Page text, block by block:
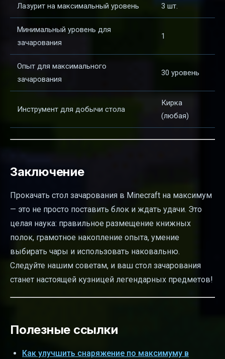
Лазурит на максимальный уровень 3 шт.
Минимальный уровень для
зачарования
1
Опыт для максимального
зачарования
30 уровень
Инструмент для добычи стола
Кирка
(любая)
Заключение
Прокачать стол зачарования в Minecraft на максимум
— это не просто поставить блок и ждать удачи. Это
целая наука: правильное размещение книжных
полок, грамотное накопление опыта, умение
выбирать чары и использовать наковальню.
Следуйте нашим советам, и ваш стол зачарования
станет настоящей кузницей легендарных предметов!
Полезные ссылки
Как улучшить снаряжение по максимуму в